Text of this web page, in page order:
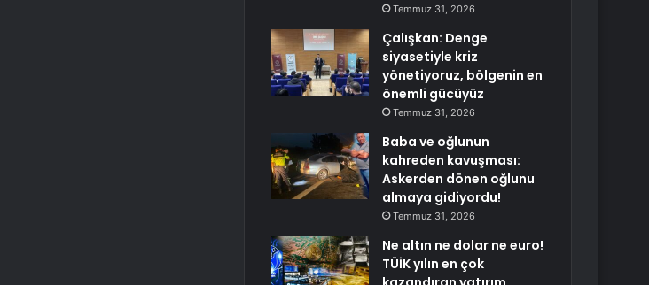
Temmuz 31, 2026
Çalışkan: Denge
siyasetiyle kriz
yönetiyoruz, bölgenin en
önemli gücüyüz
Temmuz 31, 2026
Baba ve oğlunun
kahreden kavuşması:
Askerden dönen oğlunu
almaya gidiyordu!
Temmuz 31, 2026
Ne altın ne dolar ne euro!
TÜİK yılın en çok